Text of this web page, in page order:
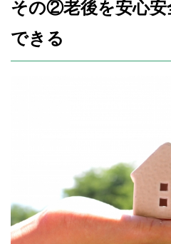
その②老後を安心
できる